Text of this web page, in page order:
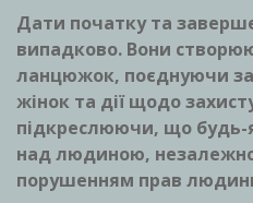
Дати початку та
випадково. Вони
ланцюжок, поєднуючи
жінок та дії щодо
підкреслюючи, що будь-
над людиною, незалежно
порушенням прав